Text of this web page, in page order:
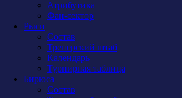
Атрибутика
Фан-сектор
Рыси
Состав
Тренерский штаб
Календарь
Турнирная таблица
Бирюса
Состав